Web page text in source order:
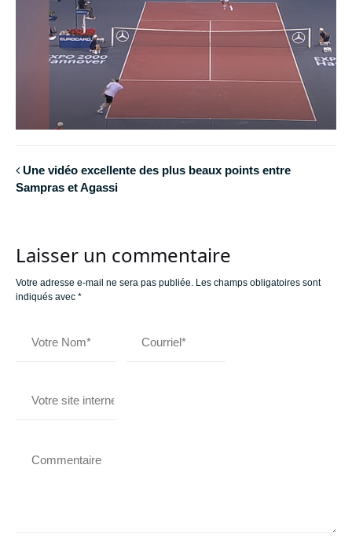
Une vidéo excellente des plus beaux points entre
Sampras et Agassi
Laisser un commentaire
Votre adresse e-mail ne sera pas publiée. Les champs obligatoires sont
indiqués avec *